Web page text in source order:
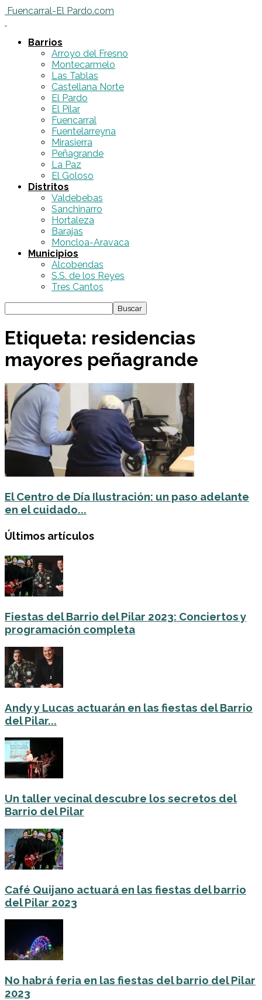
Fuencarral-El Pardo.com
Barrios
Arroyo del Fresno
Montecarmelo
Las Tablas
Castellana Norte
El Pardo
El Pilar
Fuencarral
Fuentelarreyna
Mirasierra
Peñagrande
La Paz
El Goloso
Distritos
Valdebebas
Sanchinarro
Hortaleza
Barajas
Moncloa-Aravaca
Municipios
Alcobendas
S.S. de los Reyes
Tres Cantos
Etiqueta: residencias
mayores peñagrande
El Centro de Día Ilustración: un paso adelante
en el cuidado...
Últimos artículos
Fiestas del Barrio del Pilar 2023: Conciertos y
programación completa
Andy y Lucas actuarán en las fiestas del Barrio
del Pilar...
Un taller vecinal descubre los secretos del
Barrio del Pilar
Café Quijano actuará en las fiestas del barrio
del Pilar 2023
No habrá feria en las fiestas del barrio del Pilar
2023